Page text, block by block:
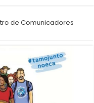
de Comunicadores